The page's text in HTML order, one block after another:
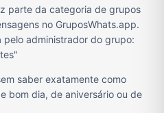
parte da categoria de grupos
no GruposWhats.app.
administrador do grupo:
saber exatamente como
bom dia, de aniversário ou de